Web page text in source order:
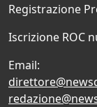
Registrazione
Iscrizione ROC
Email: